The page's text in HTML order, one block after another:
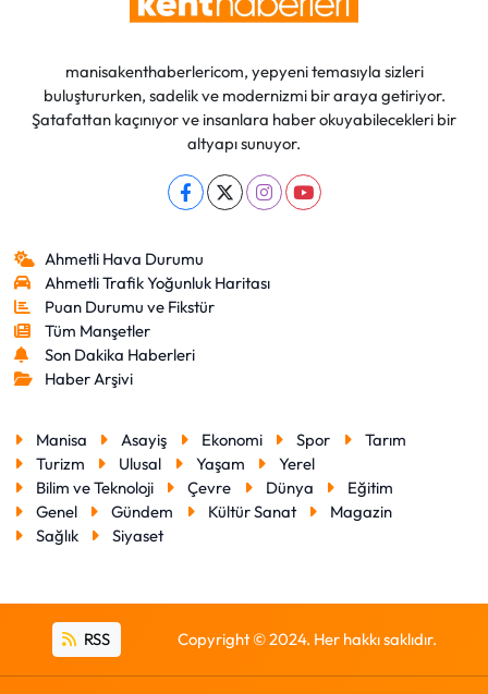
manisakenthaberlericom, yepyeni temasıyla sizleri
buluştururken, sadelik ve modernizmi bir araya getiriyor.
Şatafattan kaçınıyor ve insanlara haber okuyabilecekleri bir
altyapı sunuyor.
Ahmetli Hava Durumu
Ahmetli Trafik Yoğunluk Haritası
Puan Durumu ve Fikstür
Tüm Manşetler
Son Dakika Haberleri
Haber Arşivi
Manisa Asayiş Ekonomi Spor
Tarım
Turizm
Ulusal Yaşam
Yerel
Bilim ve Teknoloji
Çevre Dünya
Eğitim
Genel
Gündem Kültür Sanat
Magazin
Sağlık
Siyaset
RSS Copyright © 2024. Her hakkı saklıdır.